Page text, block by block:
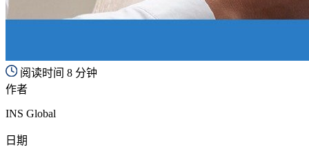
阅读时间 8 分钟
作者
INS Global
日期